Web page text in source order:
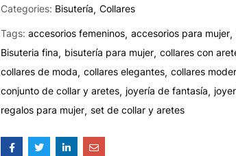
Categories: Bisutería Collares
Tags: accesorios femeninos accesorios para mujer
Bisuteria fina
bisutería para mujer collares con
collares de moda collares elegantes collares
conjunto de collar y aretes joyería de fantasía
regalos para mujer set de collar y aretes